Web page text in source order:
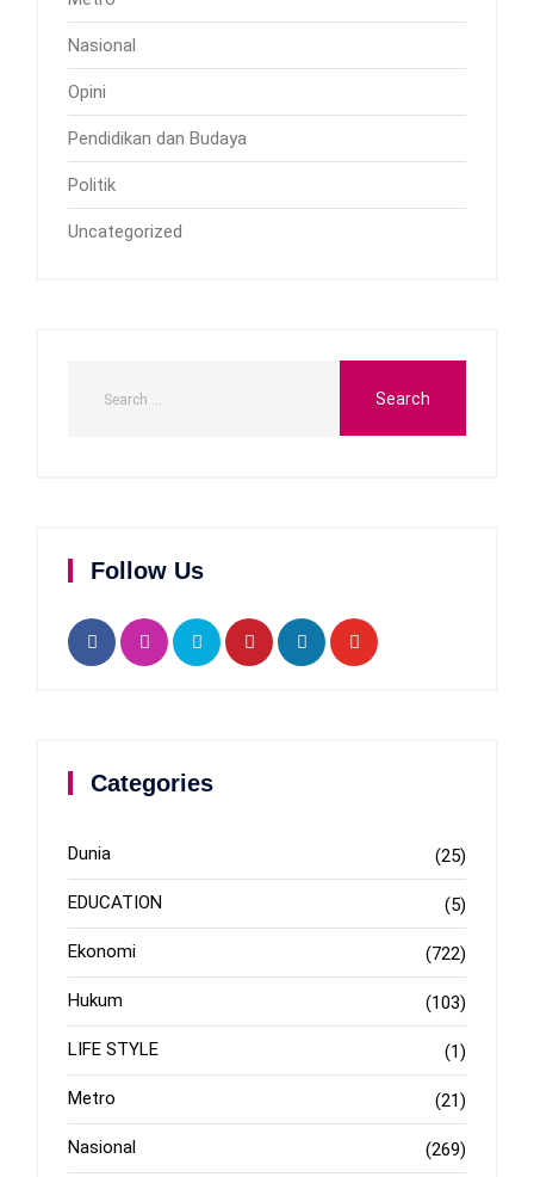
Nasional
Opini
Pendidikan dan Budaya
Politik
Uncategorized
Follow Us
Categories
Dunia (25)
EDUCATION (5)
Ekonomi (722)
Hukum (103)
LIFE STYLE (1)
Metro (21)
Nasional (269)